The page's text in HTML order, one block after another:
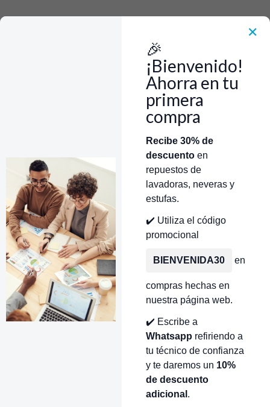
✕
🎉
¡Bienvenido!
Ahorra en tu
primera
compra
Recibe 30% de
descuentoen
repuestos de
lavadoras, neveras y
estufas.
✔️ Utiliza el código
promocional
BIENVENIDA30 en
compras hechas en
nuestra página web.
✔️ Escribe a
Whatsapp refiriendo a
tu técnico de confianza
y te daremos un 10%
de descuento
adicional .
TiendaTécnicos Autorizados
Donde encontrar modelo? Servicios de Reparación
Repuestos Lavadora Electrolux
Base Canasta Metalica Lavadora Electrolux CR440328